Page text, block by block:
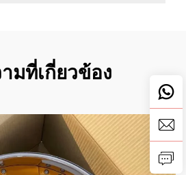
มที่เกี่ยวข้อง